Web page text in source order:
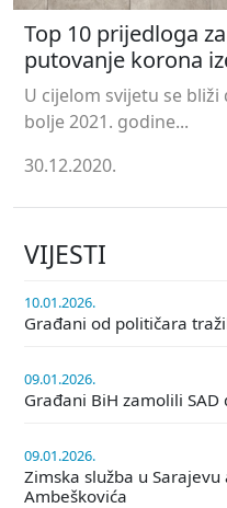
Top 10 prijedloga
putovanje korona
U cijelom svijetu se
bolje 2021. godine...
30.12.2020.
VIJESTI
10.01.2026.
Građani od političara
09.01.2026.
Građani BiH zamolili
09.01.2026.
Zimska služba u
Ambeškovića